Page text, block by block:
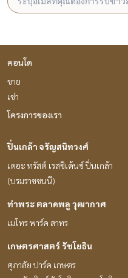
คอนโด
ขาย
เช่า
โครงการของเรา
ปิ่นเกล้า จรัญสนิทวงศ์
เดอะ ทรัสต์ เรสซิเด้นซ์ ปิ่นเกล้า
(บรมราชชนนี)
ท่าพระ ตลาดพลู วุฒากาศ
เมโทร พาร์ค สาทร
เกษตรศาสตร์ รัชโยธิน
ศุภาลัย ปาร์ค เกษตร